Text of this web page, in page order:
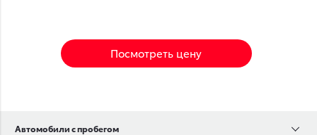
Посмотреть цену
Автомобили с пробегом